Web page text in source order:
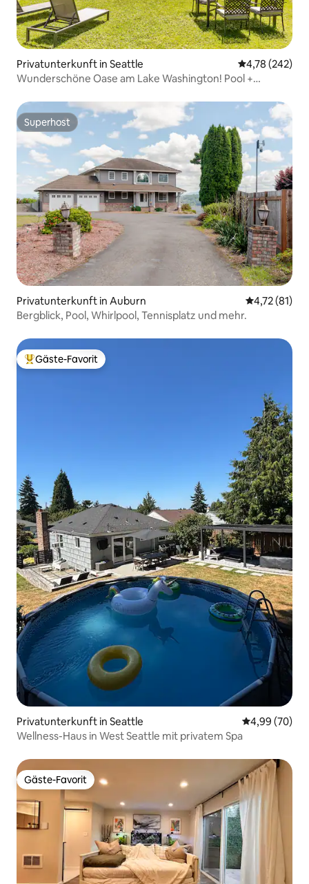
Privatunterkunft in Seattle
4,78 (242)
Wunderschöne Oase am Lake Washington! Pool +
Superhost
Superhost
Privatunterkunft in Auburn
4,72 (81)
Bergblick, Pool, Whirlpool, Tennisplatz und mehr.
Beliebter Gäste-Favorit.
Gäste-Favorit
Privatunterkunft in Seattle
4,99 (70)
Wellness-Haus in West Seattle mit privatem Spa
Gäste-Favorit
Gäste-Favorit